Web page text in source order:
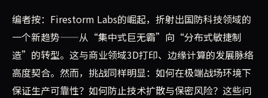
编者按：Firestorm Labs的崛起，折射出国防科技领域的
一个新趋势——从“集中式巨无霸”向“分布式敏捷制
造”的转型。这与商业领域3D打印、边缘计算的发展脉络
高度契合。然而，挑战同样明显：如何在极端战场环境下
保证生产可靠性？如何防止技术扩散与保密风险？这些问